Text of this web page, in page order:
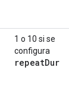
1 o 10 si se
configura
repeatDur